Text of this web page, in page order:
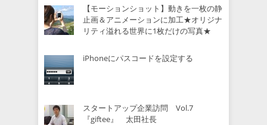
【モーションショット】動きを一枚の静
止画＆アニメーションに加工★オリジナ
リティ溢れる世界に1枚だけの写真★
iPhoneにパスコードを設定する
スタートアップ企業訪問 Vol.7
『giftee』 太田社長